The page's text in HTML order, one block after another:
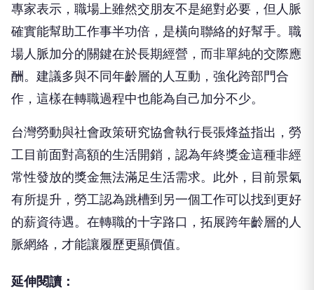
專家表示，職場上雖然交朋友不是絕對必要，但人脈
確實能幫助工作事半功倍，是橫向聯絡的好幫手。職
場人脈加分的關鍵在於長期經營，而非單純的交際應
酬。建議多與不同年齡層的人互動，強化跨部門合
作，這樣在轉職過程中也能為自己加分不少。
台灣勞動與社會政策研究協會執行長張烽益指出，勞
工目前面對高額的生活開銷，認為年終獎金這種非經
常性發放的獎金無法滿足生活需求。此外，目前景氣
有所提升，勞工認為跳槽到另一個工作可以找到更好
的薪資待遇。在轉職的十字路口，拓展跨年齡層的人
脈網絡，才能讓履歷更顯價值。
延伸閱讀：